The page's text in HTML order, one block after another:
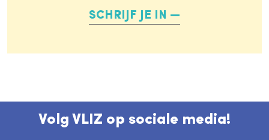
SCHRIJF JE IN
Volg VLIZ op sociale media!